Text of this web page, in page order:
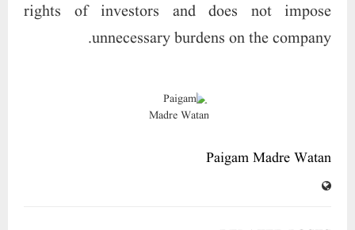
rights of investors and does not impose
unnecessary burdens on the company.
Paigam Madre Watan